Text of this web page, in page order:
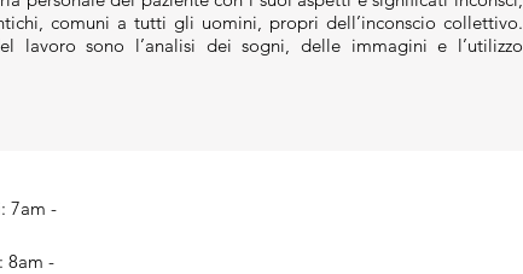
comuni a tutti gli uomini, propri dell’inconscio collettivo.
lavoro sono l’analisi dei sogni, delle immagini e l’utilizzo
7am -
8am -